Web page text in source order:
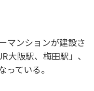
マンションが建設さ
大阪駅、梅田駅」、
っている。